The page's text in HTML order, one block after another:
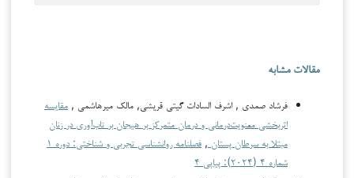
مقالات مشابه
فرشاد صمدی , اشرف السادات گیتی قریشی, مالک میرهاشمی , مقایسه
اثربخشی معنویت‌درمانی و درمان متمرکز بر هیجان بر تاب‌آوری در زنان
مبتلا به سرطان پستان ,
فصلنامه روانشناسی تجربی و شناختی: دوره ۱
شماره ۴ (۲۰۲۴): پیاپی ۴